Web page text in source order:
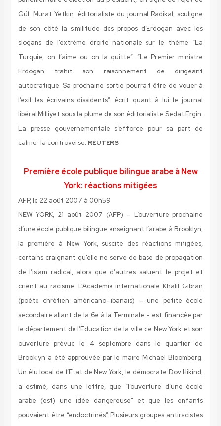
Gül. Murat Yetkin, éditorialiste du journal Radikal, souligne
de son côté la similitude des propos d’Erdogan avec les
slogans de l’extrême droite nationale sur le thème “La
Turquie, on l’aime ou on la quitte”. “Le Premier ministre
Erdogan trahit son raisonnement de dirigeant
autocratique. Sa prochaine sortie pourrait être de vouer à
l’exil les écrivains dissidents”, écrit quant à lui le journal
libéral Milliyet sous la plume de son éditorialiste Sedat Ergin.
La presse gouvernementale s’efforce pour sa part de
calmer la controverse. REUTERS
Première école publique bilingue arabe à New
York: réactions mitigées
AFP, le 22 août 2007 à 00h59
NEW YORK, 21 août 2007 (AFP) – L’ouverture prochaine
d’une école publique bilingue enseignant l’arabe à Brooklyn,
la première à New York, suscite des réactions mitigées,
certains craignant qu’elle ne serve de base de propagation
de l’islam radical, alors que d’autres saluent le projet et
crient au racisme. L’Académie internationale Khalil Gibran
(poète chrétien américano-libanais) – une petite école
secondaire allant de la 6e à la Terminale – est financée par
le département de l’Education de la ville de New York et son
ouverture prévue le 4 septembre dans le quartier de
Brooklyn a été approuvée par le maire Michael Bloomberg.
Un élu local de l’Etat de New York, le démocrate Dov Hikind,
a estimé, dans une lettre, que “l’ouverture d’une école
arabe (est) une idée dangereuse” et que les enfants
pouvaient être “endoctrinés”. Plusieurs groupes antiracistes